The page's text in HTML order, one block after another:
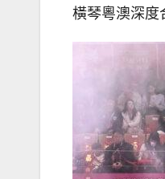
橫琴粵澳深度